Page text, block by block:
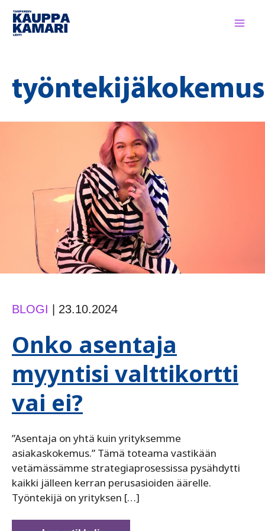
Siirry
sisältöön
työntekijäkokemus
BLOGI 23.10.2024
Onko asentaja
myyntisi valttikortti
vai ei?
”Asentaja on yhtä kuin yrityksemme
asiakaskokemus.” Tämä toteama vastikään
vetämässämme strategiaprosessissa pysähdytti
kaikki jälleen kerran perusasioiden äärelle.
Työntekijä on yrityksen […]